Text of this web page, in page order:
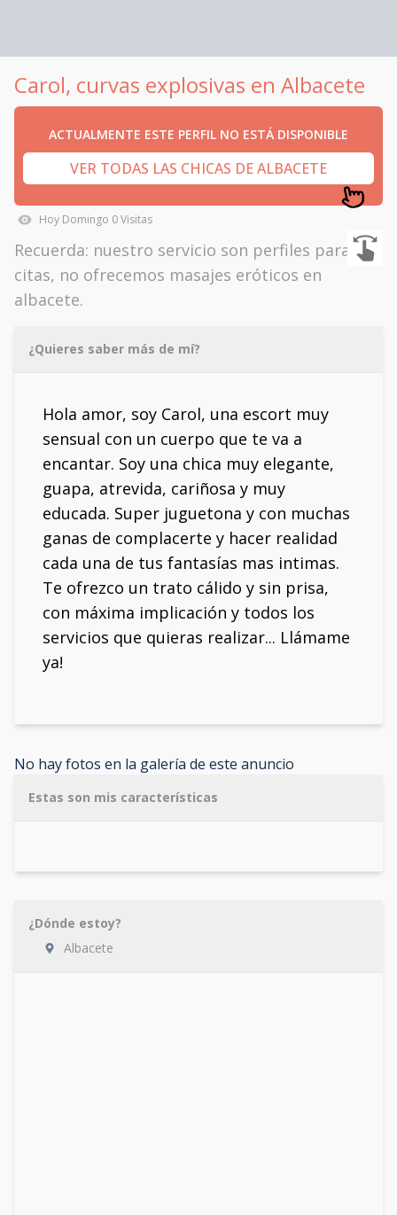
Carol, curvas explosivas en Albacete
ACTUALMENTE ESTE PERFIL NO ESTÁ DISPONIBLE
VER TODAS LAS CHICAS DE ALBACETE
Hoy Domingo 0Visitas
Recuerda: nuestro servicio son perfiles para
citas, no ofrecemos masajes eróticos en
albacete.
¿Quieres saber más de mí?
Hola amor, soy Carol, una escort muy
sensual con un cuerpo que te va a
encantar. Soy una chica muy elegante,
guapa, atrevida, cariñosa y muy
educada. Super juguetona y con muchas
ganas de complacerte y hacer realidad
cada una de tus fantasías mas intimas.
Te ofrezco un trato cálido y sin prisa,
con máxima implicación y todos los
servicios que quieras realizar... Llámame
ya!
No hay fotos en la galería de este anuncio
Estas son mis características
¿Dónde estoy?
Albacete